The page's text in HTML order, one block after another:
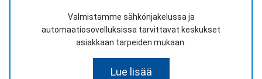
Valmistamme sähkönjakelussa ja
automaatiosovelluksissa tarvittavat keskukset
asiakkaan tarpeiden mukaan.
Lue lisää